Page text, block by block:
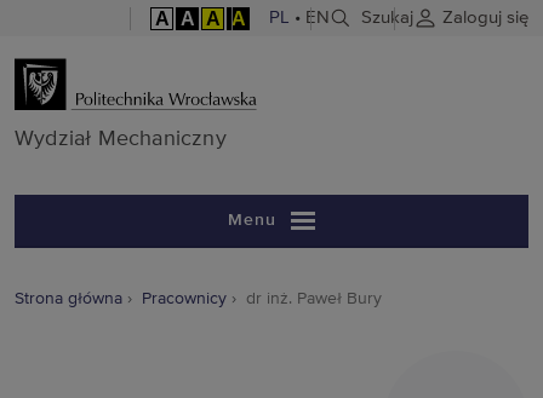
A A A A PL • EN Szukaj Zaloguj się
Wydział
Wydział Mechaniczny
Menu
Strona główna Pracownicy dr inż. Paweł Bury